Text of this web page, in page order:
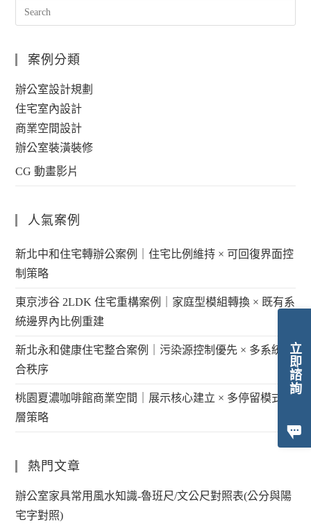
立即諮詢
案例分類
辦公室設計規劃
住宅室內設計
商業空間設計
辦公室裝潢裝修
CG 動畫影片
人氣案例
新北中和住宅轉辦公案例｜住宅比例維持 × 可回復界面控
制策略
東京涉谷 2LDK 住宅重構案例｜家庭型模組轉換 × 既有系
統邊界內比例重建
新北永和健康住宅整合案例｜污染源控制優先 × 多系統整
合秩序
桃園夏濃咖啡館商業空間｜展示核心建立 × 多停留模式分
層策略
熱門文章
辦公室家具常用風水知識-魯班尺/文公尺對照表(公分與陽
宅字對照)